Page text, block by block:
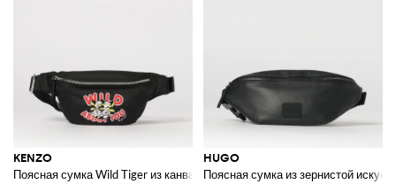
KENZO
Поясная сумка Wild Tiger из канваса
HUGO
Поясная сумка из зернистой